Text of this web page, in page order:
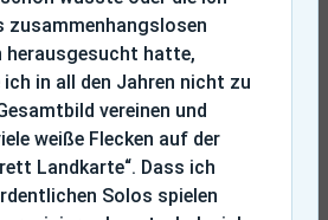
zusammenhangslosen
herausgesucht hatte,
ich in all den Jahren nicht zu
vereinen und
weiße Flecken auf der
Landkarte“. Dass ich
Solos spielen